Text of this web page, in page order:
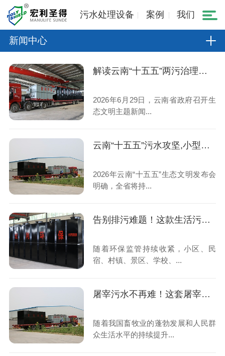
污水处理设备 案例 我们
新闻中心
解读云南“十五五”两污治理规划,小型生活污水处理设备市场机遇
2026年6月29日，云南省政府召开生
态文明主题新闻...
云南“十五五”污水攻坚,小型生活污水处理设备成村镇刚需
2026年云南“十五五”生态文明发布会
明确，全省将持...
告别排污难题！这款生活污水处理设备稳定达标、运维省心
随着环保监管持续收紧，小区、民
宿、村镇、景区、学校、...
屠宰污水不再难！这套屠宰污水处理设备全国上千家屠宰场都在用
随着我国畜牧业的蓬勃发展和人民群
众生活水平的持续提升...